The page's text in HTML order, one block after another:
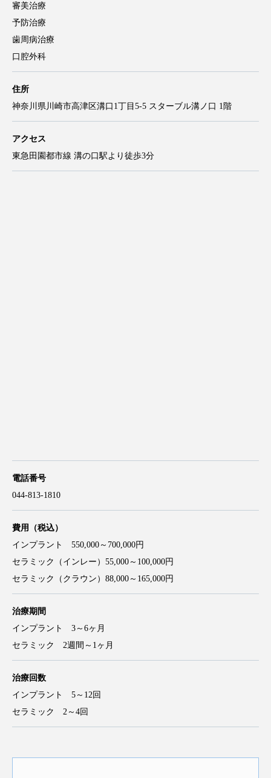
審美治療
予防治療
歯周病治療
口腔外科
住所
神奈川県川崎市高津区溝口1丁目5-5 スターブル溝ノ口 1階
アクセス
東急田園都市線 溝の口駅より徒歩3分
電話番号
044-813-1810
費用
（税込）
インプラント 550,000～700,000円
セラミック（インレー）55,000～100,000円
セラミック（クラウン）88,000～165,000円
治療期間
インプラント 3～6ヶ月
セラミック 2週間～1ヶ月
治療回数
インプラント 5～12回
セラミック 2～4回